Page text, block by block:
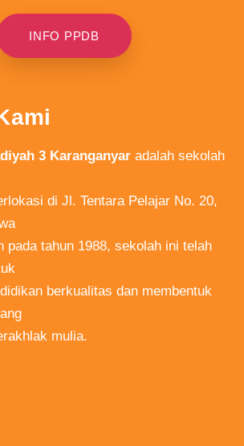
INFO PPDB
3 Karanganyar adalah sekolah
di Jl. Tentara Pelajar No. 20,
pada tahun 1988, sekolah ini telah
berkualitas dan membentuk
mulia.